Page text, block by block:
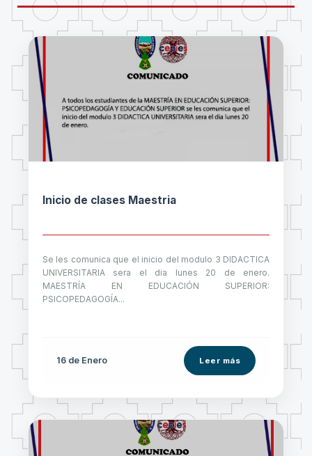
Inicio de clases Maestria
Se les comunica que el inicio del modulo 3 DIDACTICA
UNIVERSITARIA sera el dia lunes 20 de enero.
MAESTRÍA EN EDUCACIÓN SUPERIOR:
PSICOPEDAGOGÍA...
16 de Enero Leer más